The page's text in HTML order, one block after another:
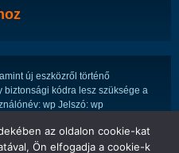
új eszközről történő
biztonsági kódra lesz szüksége a
wp Jelszó: wp
az oldalon cookie-kat
Ön elfogadja a cookie-k